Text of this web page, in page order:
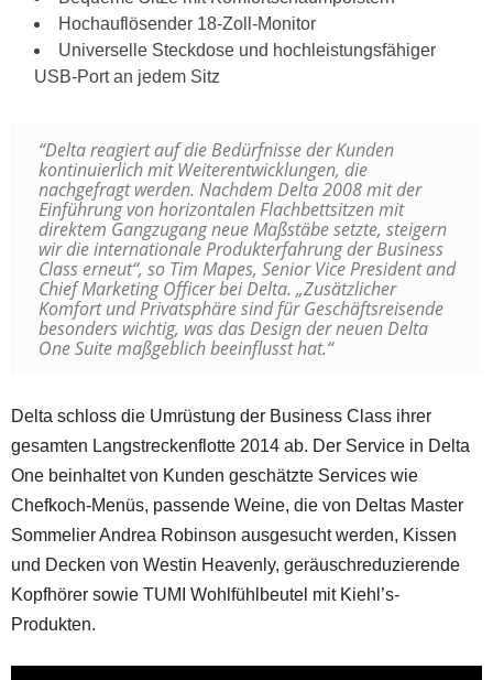
Hochauflösender 18-Zoll-Monitor
Universelle Steckdose und hochleistungsfähiger
USB-Port an jedem Sitz
“Delta reagiert auf die Bedürfnisse der Kunden
kontinuierlich mit Weiterentwicklungen, die
nachgefragt werden. Nachdem Delta 2008 mit der
Einführung von horizontalen Flachbettsitzen mit
direktem Gangzugang neue Maßstäbe setzte, steigern
wir die internationale Produkterfahrung der Business
Class erneut“, so Tim Mapes, Senior Vice President and
Chief Marketing Officer bei Delta. „Zusätzlicher
Komfort und Privatsphäre sind für Geschäftsreisende
besonders wichtig, was das Design der neuen Delta
One Suite maßgeblich beeinflusst hat.“
Delta schloss die Umrüstung der Business Class ihrer
gesamten Langstreckenflotte 2014 ab. Der Service in Delta
One beinhaltet von Kunden geschätzte Services wie
Chefkoch-Menüs, passende Weine, die von Deltas Master
Sommelier Andrea Robinson ausgesucht werden, Kissen
und Decken von Westin Heavenly, geräuschreduzierende
Kopfhörer sowie TUMI Wohlfühlbeutel mit Kiehl’s-
Produkten.